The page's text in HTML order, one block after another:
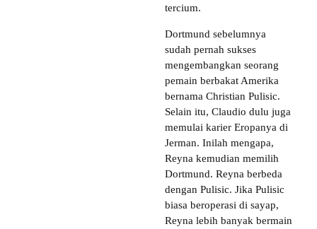
tercium.
Dortmund sebelumnya
sudah pernah sukses
mengembangkan seorang
pemain berbakat Amerika
bernama Christian Pulisic.
Selain itu, Claudio dulu juga
memulai karier Eropanya di
Jerman. Inilah mengapa,
Reyna kemudian memilih
Dortmund. Reyna berbeda
dengan Pulisic. Jika Pulisic
biasa beroperasi di sayap,
Reyna lebih banyak bermain